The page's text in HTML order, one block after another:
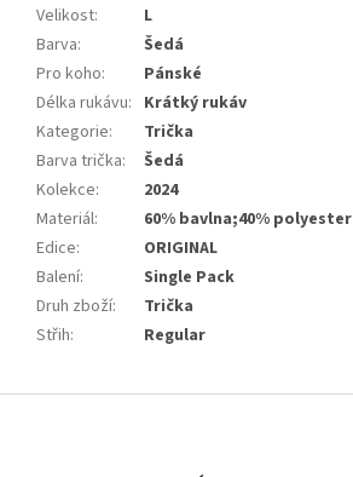
Velikost:
L
Barva:
Šedá
Pro koho:
Pánské
Délka rukávu: Krátký rukáv
Kategorie:
Trička
Barva trička:
Šedá
Kolekce:
2024
Materiál:
60% bavlna;40% polyester
Edice:
ORIGINAL
Balení:
Single Pack
Druh zboží:
Trička
Střih: Regular